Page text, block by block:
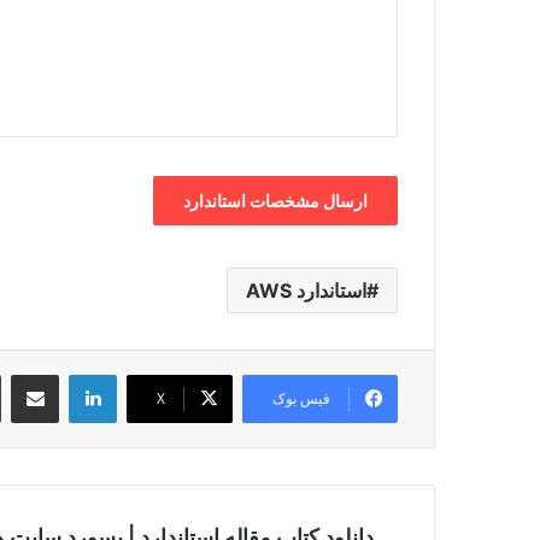
استاندارد AWS
فیس بوک X
لینکدین اشتراک